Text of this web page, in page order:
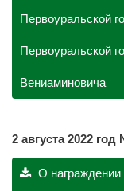
Первоуральской
Первоуральской
Вениаминовича
2 августа 2022
О